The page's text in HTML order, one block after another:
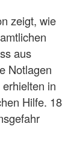
zeigt, wie
aus
Notlagen
in
Hilfe. 18